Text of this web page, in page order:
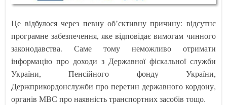
Це відбулося через певну об’єктивну причину: відсутнє
програмне забезпечення, яке відповідає вимогам чинного
законодавства. Саме тому неможливо отримати
інформацію про доходи з Державної фіскальної служби
України, Пенсійного фонду України,
Держприкордонслужби про перетин державного кордону,
органів МВС про наявність транспортних засобів тощо.